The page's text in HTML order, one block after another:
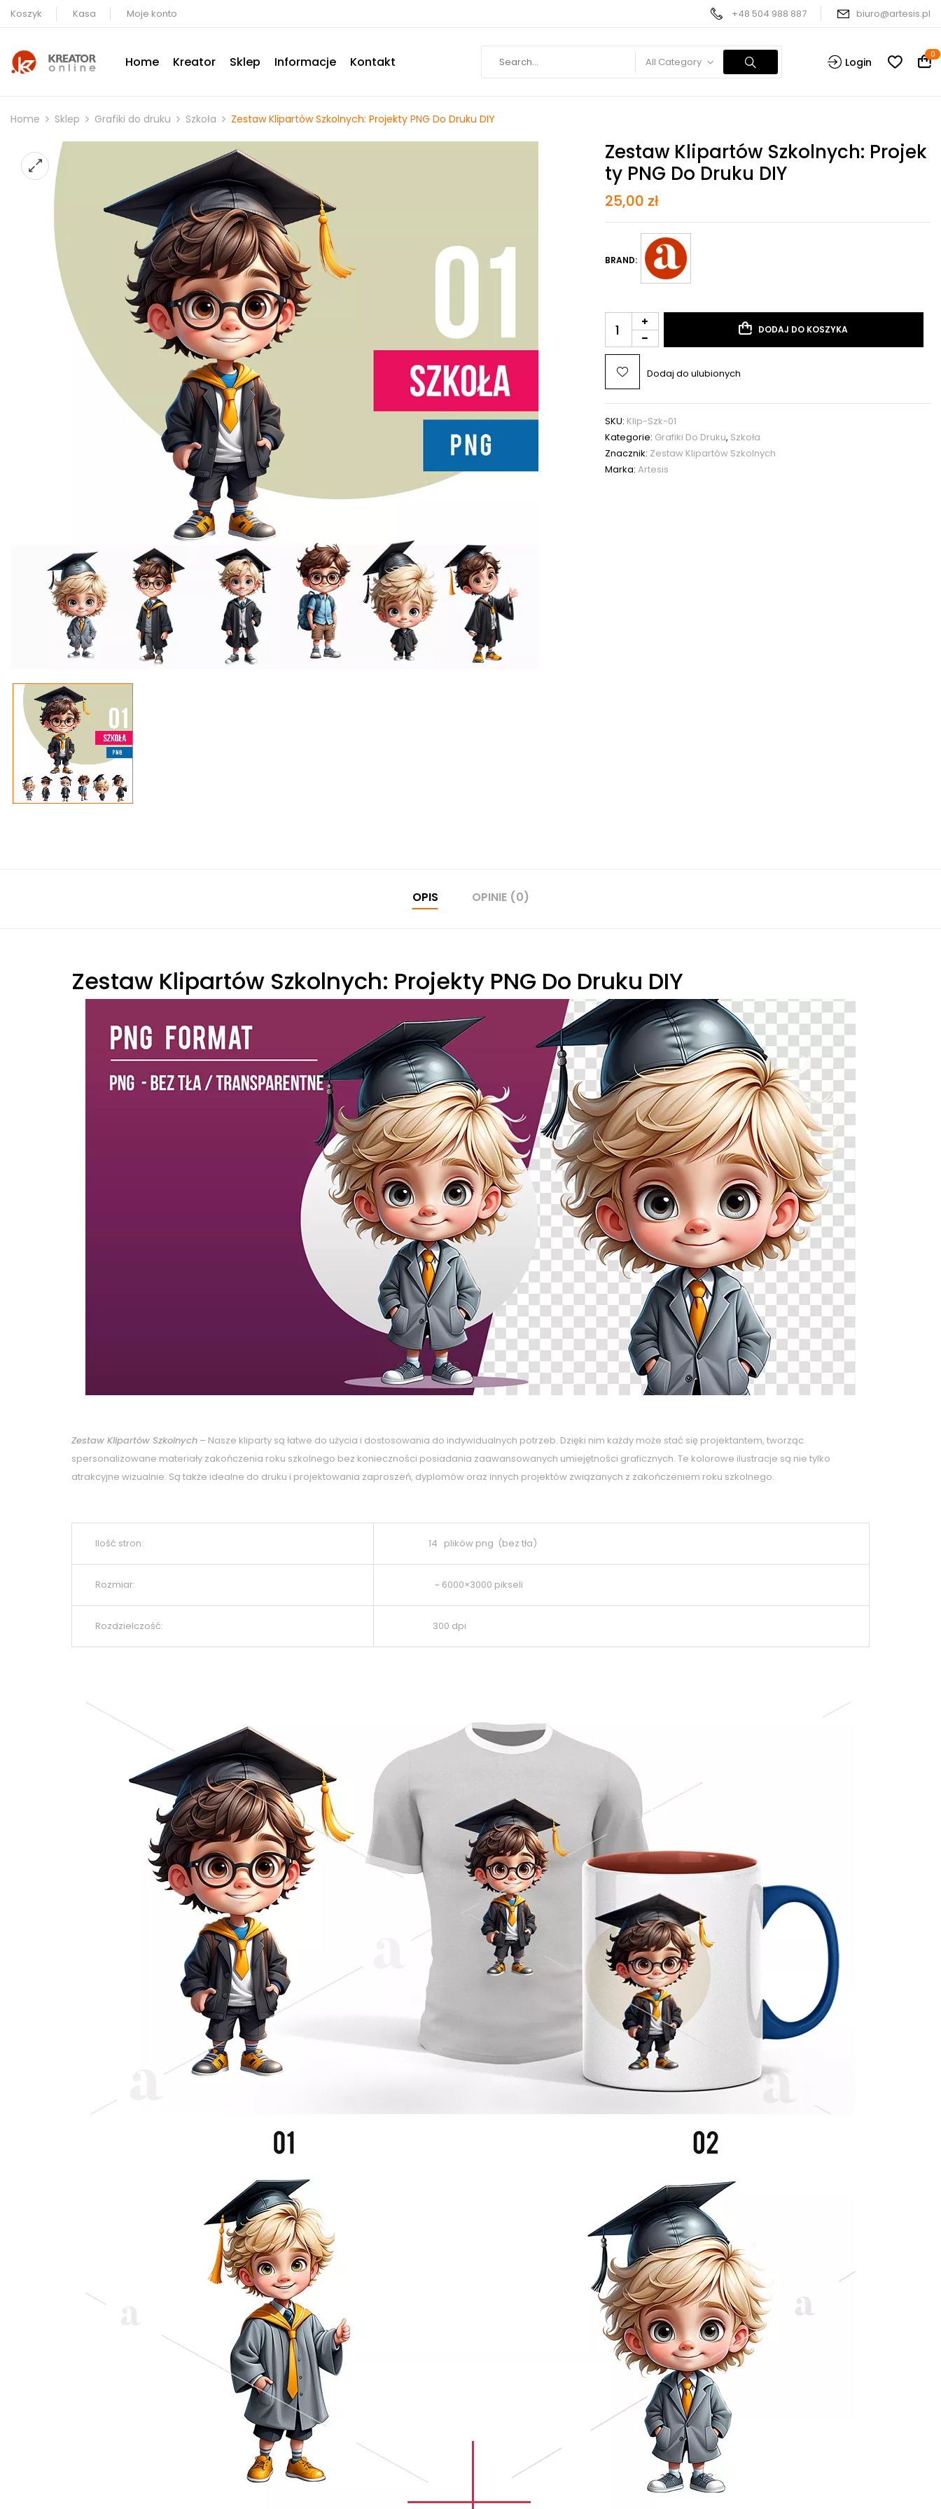
Koszyk Kasa Moje konto +48 504 988 887 biuro@artesis.pl
Home Kreator Sklep Informacje Kontakt All Category Login
0
Home Sklep Grafiki do druku Szkoła Zestaw Klipartów Szkolnych: Projekty PNG Do Druku DIY
Zestaw Klipartów Szkolnych: Projek
Ty PNG Do Druku DIY
25,00 zł
BRAND:
DODAJ DO KOSZYKA
Dodaj do ulubionych
SKU: Klip-Szk-01
Kategorie: Grafiki Do Druku, Szkoła
Znacznik: Zestaw Klipartów Szkolnych
Marka: Artesis
OPIS OPINIE (0)
Zestaw Klipartów Szkolnych: Projekty PNG Do Druku DIY
Zestaw Klipartów Szkolnych – Nasze kliparty są łatwe do użycia i dostosowania do indywidualnych potrzeb. Dzięki nim każdy może stać się projektantem, tworząc
spersonalizowane materiały zakończenia roku szkolnego bez konieczności posiadania zaawansowanych umiejętności graficznych. Te kolorowe ilustracje są nie tylko
atrakcyjne wizualnie. Są także idealne do druku i projektowania zaproszeń, dyplomów oraz innych projektów związanych z zakończeniem roku szkolnego.
Ilość stron: 14 plików png (bez tła)
Rozmiar: ~ 6000×3000 pikseli
Rozdzielczość: 300 dpi